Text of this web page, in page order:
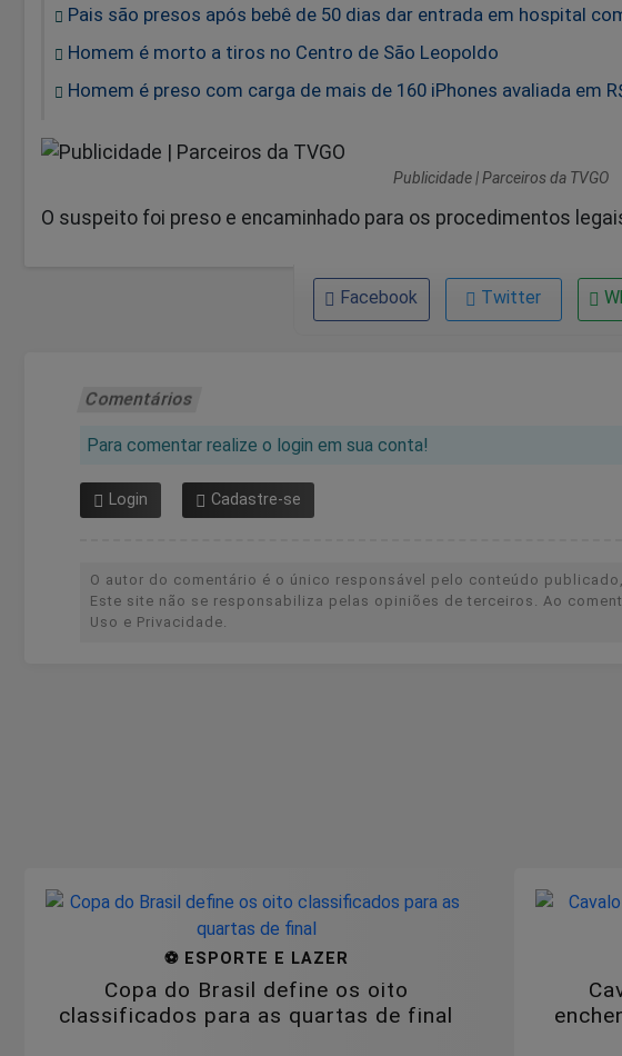
Pais são presos após bebê de 50 dias dar entrada em hospital
Homem é morto a tiros no Centro de São Leopoldo
Homem é preso com carga de mais de 160 iPhones avaliada em
Publicidade | Parceiros da TVGO
O suspeito foi preso e encaminhado para os procedimentos
Facebook Twitter
Comentários
Para comentar realize o login em sua conta!
Login Cadastre-se
O autor do comentário é o único responsável pelo conteúdo
Este site não se responsabiliza pelas opiniões de terceiros. Ao
Uso e Privacidade.
⚽ ESPORTE E LAZER
Copa do Brasil define os oito
classificados para as quartas de final